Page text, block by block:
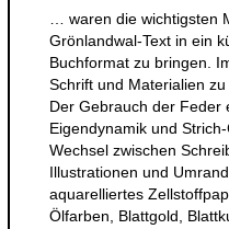
… waren die wichtigsten
Grönlandwal-Text in ein
Buchformat zu bringen.
Schrift und Materialien zu
Der Gebrauch der Feder
Eigendynamik und
Wechsel zwischen
Illustrationen und
aquarelliertes
Ölfarben, Blattgold,